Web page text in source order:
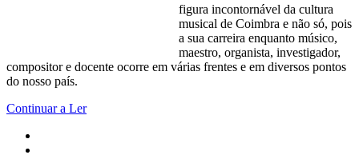
figura incontornável da cultura
musical de Coimbra e não só, pois
a sua carreira enquanto músico,
maestro, organista, investigador,
compositor e docente ocorre em várias frentes e em diversos pontos
do nosso país.
Continuar a Ler